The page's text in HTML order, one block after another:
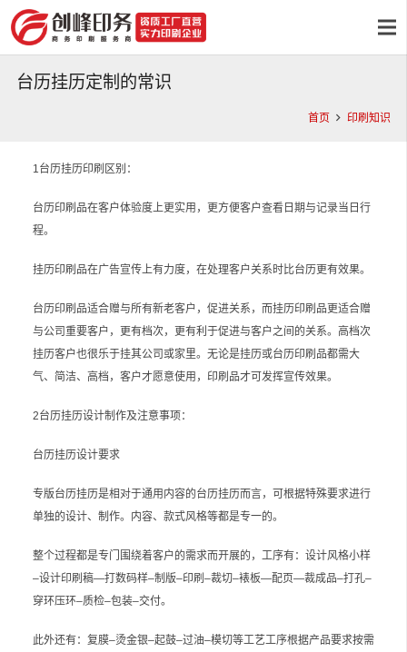
台历挂历定制的常识
首页 印刷知识
1台历挂历印刷区别：
台历印刷品在客户体验度上更实用，更方便客户查看日期与记录当日行
程。
挂历印刷品在广告宣传上有力度，在处理客户关系时比台历更有效果。
台历印刷品适合赠与所有新老客户，促进关系，而挂历印刷品更适合赠
与公司重要客户，更有档次，更有利于促进与客户之间的关系。高档次
挂历客户也很乐于挂其公司或家里。无论是挂历或台历印刷品都需大
气、简洁、高档，客户才愿意使用，印刷品才可发挥宣传效果。
2台历挂历设计制作及注意事项：
台历挂历设计要求
专版台历挂历是相对于通用内容的台历挂历而言，可根据特殊要求进行
单独的设计、制作。内容、款式风格等都是专一的。
整个过程都是专门围绕着客户的需求而开展的，工序有：设计风格小样
–设计印刷稿—打数码样–制版–印刷–裁切–裱板—配页—裁成品–打孔–
穿环压环–质检–包装–交付。
此外还有：复膜–烫金银–起鼓–过油–模切等工艺工序根据产品要求按需